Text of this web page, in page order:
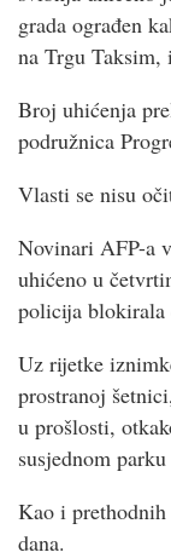
grada ograđen
na Trgu
Broj uhićenja
podružnica
Vlasti se nisu
Novinari AFP-a
uhićeno u
policija blokirala
Uz rijetke
prostranoj
u prošlosti,
susjednom
Kao i
dana.